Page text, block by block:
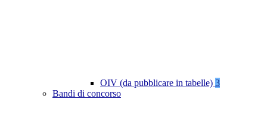
OIV (da pubblicare in tabelle) 3
Bandi di concorso